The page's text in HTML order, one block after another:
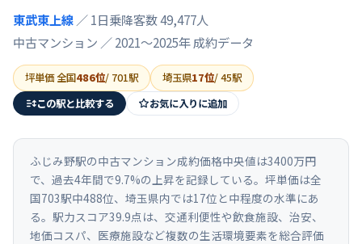
東武東上線 ／ 1日乗降客数 49,477人
中古マンション ／2021〜2025年成約データ
坪単価 全国486位/ 701駅 埼玉県17位/45駅
この駅と比較する
お気に入りに追加
ふじみ野駅の中古マンション成約価格中央値は3400万円
で、過去4年間で9.7%の上昇を記録している。坪単価は全
国703駅中488位、埼玉県内では17位と中程度の水準にあ
る。駅力スコア39.9点は、交通利便性や飲食施設、治安、
地価コスパ、医療施設など複数の生活環境要素を総合評価